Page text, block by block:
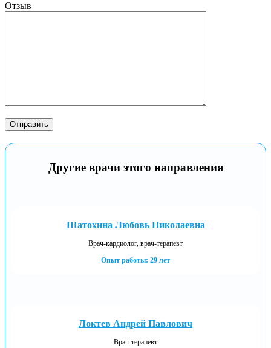
Отзыв
Другие врачи этого направления
Шатохина Любовь Николаевна
Врач-кардиолог, врач-терапевт
Опыт работы: 29 лет
Локтев Андрей Павлович
Врач-терапевт